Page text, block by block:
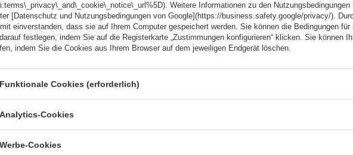
universelles Montagesystem
kompatibel mit allen
Weitere Informationen zu den
[Datenschutz und Nutzungsbedingungen von Google](https://business.safety.google/privacy/).
einverstanden, dass sie auf Ihrem Computer gespeichert werden. Sie können die Bedingungen für
festlegen, indem Sie auf die Registerkarte „Zustimmungen konfigurieren“ klicken. Sie können
indem Sie die Cookies aus Ihrem Browser auf dem jeweiligen Endgerät löschen.
Funktionale Cookies (erforderlich)
Analytics-Cookies
Werbe-Cookies